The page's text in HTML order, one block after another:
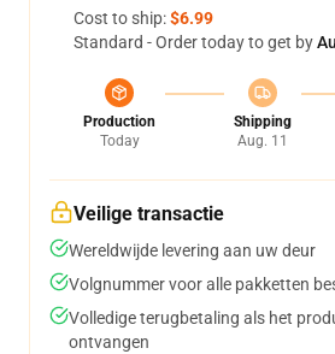
Cost to ship:$6.99
Standard - Order today to get by
Production
Today
Shipping
Aug. 11
Veilige transactie
Wereldwijde levering aan uw deur
Volgnummer voor alle pakketten
Volledige terugbetaling als het
ontvangen